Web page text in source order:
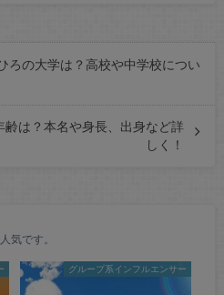
ろの大学は？高校や中学校につい
齢は？本名や身長、出身など詳
しく！
気です。
グループ系インフルエンサー